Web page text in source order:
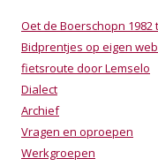
Oet de Boerschopn 1982
Bidprentjes op eigen
fietsroute door Lemselo
Dialect
Archief
Vragen en oproepen
Werkgroepen